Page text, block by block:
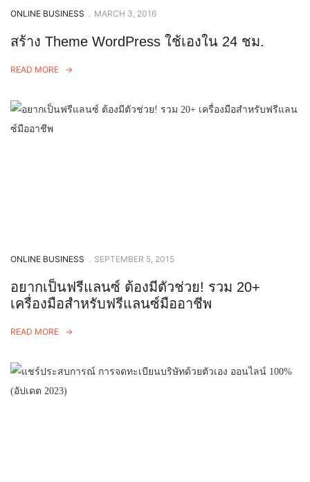
ONLINE BUSINESS . MARCH 3, 2016
สร้าง Theme WordPress ใช้เองใน 24 ชม.
READ MORE
ONLINE BUSINESS . SEPTEMBER 5, 2015
อยากเป็นฟรีแลนซ์ ต้องมีตัวช่วย! รวม 20+
เครื่องมือสำหรับฟรีแลนซ์มืออาชีพ
READ MORE